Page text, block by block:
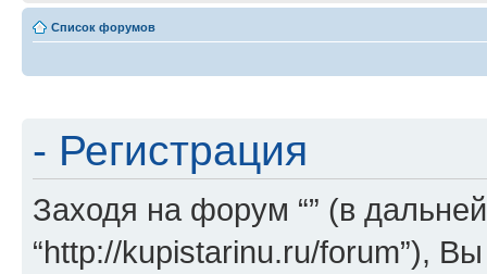
Список форумов
- Регистрация
Заходя на форум “” (в
“http://kupistarinu.ru/forum”),